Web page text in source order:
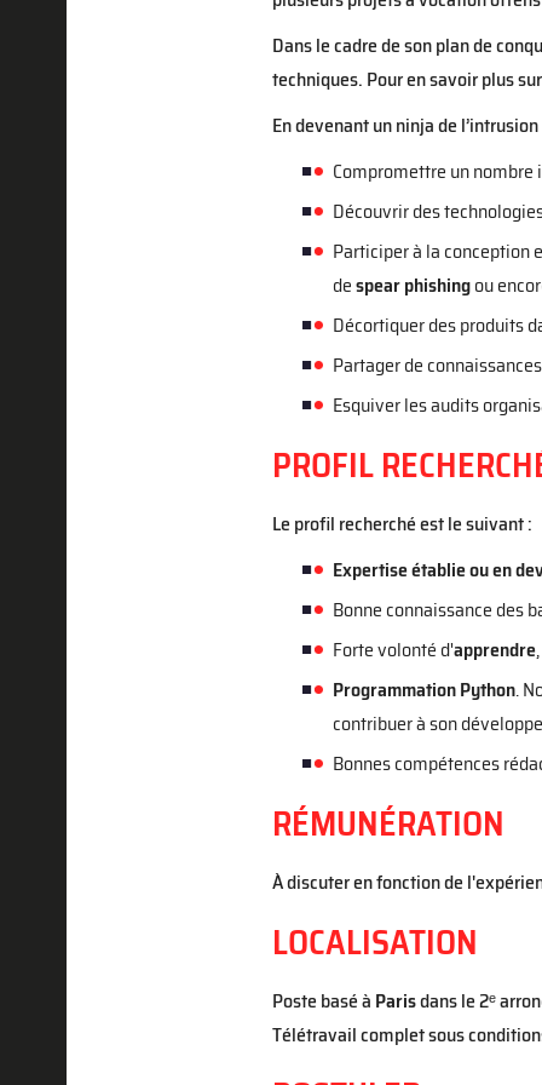
Dans le cadre de son plan de
techniques. Pour en savoir plus
En devenant un ninja de
Compromettre un
Découvrir des
Participer à la conception
despear phishingou
Décortiquer des produits
Partager de
Esquiver les audits
PROFIL
Le profil recherché est le suivant :
Expertise établie ou en
Bonne connaissance des
Forte volonté d'apprendre
Programmation Python.
contribuer à son
Bonnes compétences
RÉMUNÉRATION
À discuter en fonction de
LOCALISATION
Poste basé à Parisdans le 2ᵉ
Télétravail complet sous